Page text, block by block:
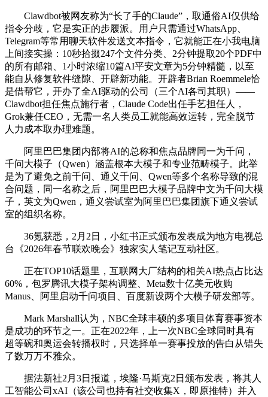
Clawdbot被网友称为“长了手的Claude”，取通俗AI仅供给
指令分歧，它是实正的步履派。用户只需通过WhatsApp、
Telegram等常用聊天软件发送文本指令，它就能正在小我电脑
上间接实操：10秒拾掇247个文件分类、2分钟提取20个PDF中
的所有邮箱、1小时浓缩10篇AI平安文章为5分钟精髓，以至
能自从修复软件缝隙、开辟新功能。开辟者Brian Roemmele恰
是借帮它，开办了全AI驱动的公司（三个AI各司其职）——
Clawdbot担任焦点施行者，Claude Code出任手艺担任人，
Grok兼任CEO，无需一名人类员工就能高效运转，完全脱节
人力成本取办理难题。
阿里巴巴集团内部将AI的总称和焦点品牌同一为千问，
千问大模子（Qwen）涵盖根本大模子和专业范畴模子。此举
是为了避免之前千问、通义千问、Qwen等多个名称导致的混
合问题，同一名称之后，阿里巴巴大模子品牌中文为千问大模
子，英文为Qwen，通义尝试室为阿里巴巴集团旗下通义尝试
室的组织名称。
36氪获悉，2月2日，小红书正式颁布发表成为地方电视总
台《2026年春节联欢晚会》独家实人笔记互动社区。
正在TOP10话题里，互联网大厂结构的相关AI热点占比达
60%，包罗腾讯大模子架构调整、Meta数十亿美元收购
Manus、阿里启动千问项目、百度新设两个大模子研发部等。
Mark Marshall认为，NBC全球丰硕的多项目体育赛事资本
是成功的环节之一。正在2022年，上一次NBC全球同时具有
超等碗和奥运会转播权时，只选择单一赛事投放的告白从错失
了数万万不雅众。
据法新社2月3日报道，埃隆·马斯克2日颁布发表，将其人
工智能公司xAI（该公司也持有社交收集X，即原推特）并入